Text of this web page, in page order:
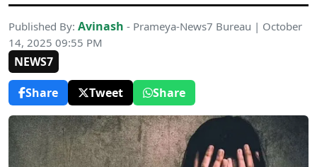
Published By: Avinash - Prameya-News7 Bureau | October
14, 2025 09:55 PM
NEWS7
Share
Tweet Share